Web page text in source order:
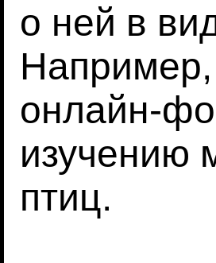
о ней в
Например,
онлайн-
изучению
птиц.